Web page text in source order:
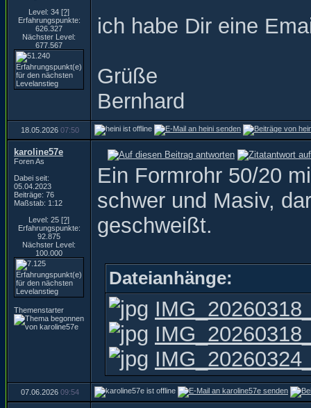
Level: 34 [?]
Erfahrungspunkte:
626.327
Nächster Level:
677.567
ich habe Dir eine
Grüße
Bernhard
18.05.2026 07:50
karoline57e
Foren As
Dabei seit:
05.04.2023
Beiträge: 76
Maßstab: 1:12
Level: 25 [?]
Erfahrungspunkte:
92.875
Nächster Level:
100.000
Themenstarter
Ein Formrohr 50/20
schwer und Masiv,
geschweißt.
Dateianhänge:
07.06.2026 09:54